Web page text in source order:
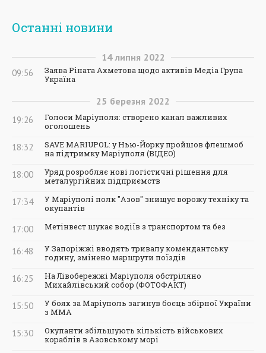
Останні новини
14 липня 2022
09:56
Заява Ріната Ахметова щодо активів Медіа Група
Україна
25 березня 2022
19:26
Голоси Маріуполя: створено канал важливих
оголошень
18:32
SAVE MARIUPOL: у Нью-Йорку пройшов флешмоб
на підтримку Маріуполя (ВІДЕО)
18:00
Уряд розробляє нові логістичні рішення для
металургійних підприємств
17:34
У Маріуполі полк "Азов" знищує ворожу техніку та
окупантів
17:00 Метінвест шукає водіїв з транспортом та без
16:48
У Запоріжжі вводять тривалу комендантську
годину, змінено маршрути поїздів
16:25
На Лівобережжі Маріуполя обстріляно
Михайлівський собор (ФОТОФАКТ)
15:50
У боях за Маріуполь загинув боєць збірної України
з ММА
15:30
Окупанти збільшують кількість військових
кораблів в Азовському морі